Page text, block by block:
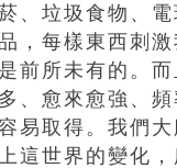
、垃圾食物、
，每樣東西刺激
前所未有的。
、愈來愈強、頻
易取得。我們大
這世界的變化